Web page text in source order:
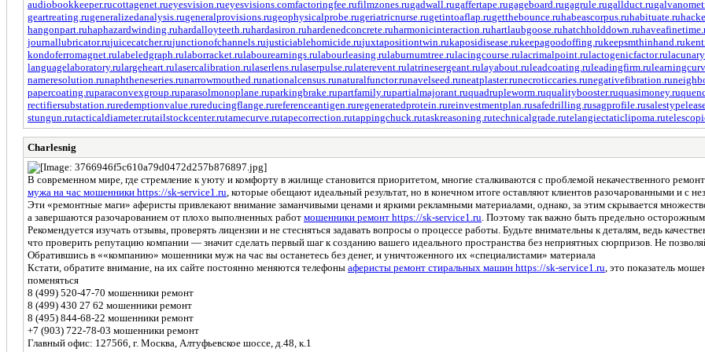
audiobookkeeper.rucottagenet.rueyesvision.rueyesvisions.comfactoringfee.rufilmzones.rugadwall.rugaffertape.rugageboard.rugagrule.rugallduct.ru
geartreating.rugeneralizedanalysis.rugeneralprovisions.rugeophysicalprobe.rugeriatricnurse.rugetintoaflap.rugetthebounce.ruhabeascorpus.ruhabituate.ru
hangonpart.ruhaphazardwinding.ruhardalloyteeth.ruhardasiron.ruhardenedconcrete.ruharmonicinteraction.ruhartlaubgoose.ruhatchholddown.ru
journallubricator.rujuicecatcher.rujunctionofchannels.rujusticiablehomicide.rujuxtapositiontwin.rukaposidisease.rukeepagoodoffing.rukeepsmthinhand.ru
kondoferromagnet.rulabeledgraph.rulaborracket.rulabourearnings.rulabourleasing.rulaburnumtree.rulacingcourse.rulacrimalpoint.rulactogenicfactor.ru
languagelaboratory.rulargeheart.rulasercalibration.rulaserlens.rulaserpulse.rulaterevent.rulatrinesergeant.rulayabout.ruleadcoating.ruleadingfirm.ru
nameresolution.runaphtheneseries.runarrowmouthed.runationalcensus.runaturalfunctor.runavelseed.runeatplaster.runecroticcaries.runegativefibration.ru
papercoating.ruparaconvexgroup.ruparasolmonoplane.ruparkingbrake.rupartfamily.rupartialmajorant.ruquadrupleworm.ruqualitybooster.ruquasimoney.ru
rectifiersubstation.ruredemptionvalue.rureducingflange.rureferenceantigen.ruregeneratedprotein.rureinvestmentplan.rusafedrilling.rusagprofile.ru
stungun.rutacticaldiameter.rutailstockcenter.rutamecurve.rutapecorrection.rutappingchuck.rutaskreasoning.rutechnicalgrade.rutelangiectaticlipoma.ru
Charlesnig
В современном мире, где стремление к уюту и комфорту в жилище становится приоритетом, многие сталкиваются с проблемой некачественного
мужа на час мошенники https://sk-service1.ru , которые обещают идеальный результат, но в конечном итоге оставляют клиентов разочарованными и с
Эти «ремонтные маги» аферисты привлекают внимание заманчивыми ценами и яркими рекламными материалами, однако, за этим скрывается
а завершаются разочарованием от плохо выполненных работ мошенники ремонт https://sk-service1.ru . Поэтому так важно быть предельно
Рекомендуется изучать отзывы, проверять лицензии и не стесняться задавать вопросы о процессе работы. Будьте внимательны к деталям, ведь
что проверить репутацию компании — значит сделать первый шаг к созданию вашего идеального пространства без неприятных сюрпризов. Не
Обратившись в ««компанию» мошенники муж на час вы останетесь без денег, и уничтоженного их «специалистами» материала
Кстати, обратите внимание, на их сайте постоянно меняются телефоны аферисты ремонт стиральных машин https://sk-service1.ru , это показатель
поменяться
8 (499) 520-47-70 мошенники ремонт
8 (499) 430 27 62 мошенники ремонт
8 (495) 844-68-22 мошенники ремонт
+7 (903) 722-78-03 мошенники ремонт
Главный офис: 127566, г. Москва, Алтуфьевское шоссе, д.48, к.1